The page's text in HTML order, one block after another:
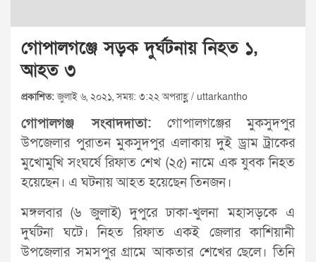
গোপালগঞ্জে সড়ক দুর্ঘটনায় নিহত ১,
আহত ৩
প্রকাশিত:জুলাই ৬, ২০২১, সময়: ৩:২২ অপরাহ্ণ / uttarkantho
গোপালগঞ্জ সংবাদদাতা: গোপালগঞ্জের মুকসুদপুর
উপজেলার পুরাতন মুকসুদপুর এলাকায় দুই ড্রাম ট্রাকের
মুখোমুখি সংঘর্ষে রিফাত শেখ (২৫) নামে এক যুবক নিহত
হয়েছেন। এ ঘটনায় আহত হয়েছেন তিনজন।
মঙ্গলবার (৬ জুলাই) দুপুরে ঢাকা-খুলনা মহাসড়কে এ
দুর্ঘটনা ঘটে। নিহত রিফাত একই জেলার কাশিয়ানী
উপজেলার সমসপুর গ্রামে আকতার শেখের ছেলে। তিনি